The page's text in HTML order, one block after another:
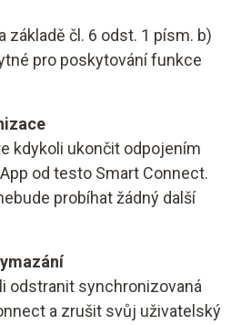
základě čl. 6 odst. 1 písm. b)
pro poskytování funkce
kdykoli ukončit odpojením
od testo Smart Connect.
probíhat žádný další
odstranit synchronizovaná
a zrušit svůj uživatelský